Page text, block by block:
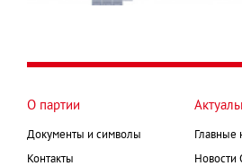
О партии
Документы и символы
Контакты
Главные
Новости